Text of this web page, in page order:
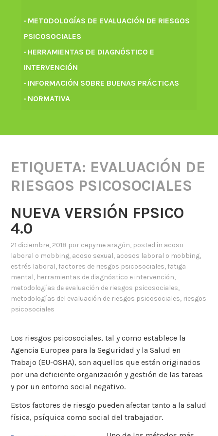
· METODOLOGÍAS DE EVALUACIÓN DE RIESGOS
PSICOSOCIALES
· HERRAMIENTAS DE DIAGNÓSTICO E
INTERVENCIÓN
· INFORMACIÓN SOBRE BUENAS PRÁCTICAS
· NORMATIVA
ETIQUETA: EVALUACIÓN DE
RIESGOS PSICOSOCIALES
NUEVA VERSIÓN FPSICO
4.0
21 diciembre, 2018 por cepyme aragón, posted in acoso
laboral o mobbing, acoso sexual, acosos laboral o mobbing,
estrés laboral, factores de riesgos psicosociales, fatiga
mental, herramientas de diagnóstico e intervención,
metodologías de evaluación de riesgos psicosociales,
metodologías del evaluación de riesgos psicosociales, riesgos
psicosociales
Los riesgos psicosociales, tal y como establece la
Agencia Europea para la Seguridad y la Salud en
Trabajo (EU-OSHA), son aquellos que están originados
por una deficiente organización y gestión de las tareas
y por un entorno social negativo.
Estos factores de riesgo pueden afectar tanto a la salud
física, psíquica como social del trabajador.